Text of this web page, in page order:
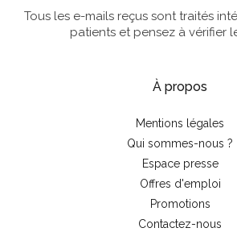
Tous les e-mails reçus sont traités
patients et pensez à vérifier
À propos
Mentions légales
Qui sommes-nous ?
Espace presse
Offres d'emploi
Promotions
Contactez-nous